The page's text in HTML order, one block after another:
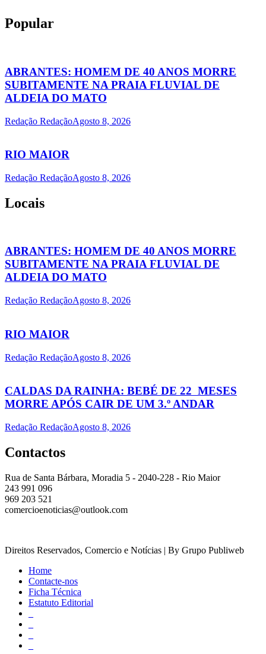
Popular
ABRANTES: HOMEM DE 40 ANOS MORRE
SUBITAMENTE NA PRAIA FLUVIAL DE
ALDEIA DO MATO
Redação RedaçãoAgosto 8, 2026
RIO MAIOR
Redação RedaçãoAgosto 8, 2026
Locais
ABRANTES: HOMEM DE 40 ANOS MORRE
SUBITAMENTE NA PRAIA FLUVIAL DE
ALDEIA DO MATO
Redação RedaçãoAgosto 8, 2026
RIO MAIOR
Redação RedaçãoAgosto 8, 2026
CALDAS DA RAINHA: BEBÉ DE 22 MESES
MORRE APÓS CAIR DE UM 3.º ANDAR
Redação RedaçãoAgosto 8, 2026
Contactos
Rua de Santa Bárbara, Moradia 5 - 2040-228 - Rio Maior
243 991 096
969 203 521
comercioenoticias@outlook.com
Direitos Reservados, Comercio e Notícias | By Grupo Publiweb
Home
Contacte-nos
Ficha Técnica
Estatuto Editorial